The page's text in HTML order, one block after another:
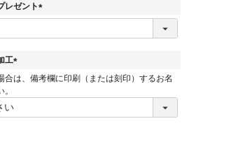
レゼント
(
工
(
須
合は、備考欄に印刷（または刻印）するお名